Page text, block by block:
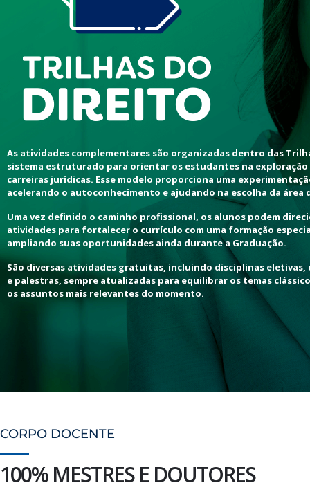
As atividades complementares são organizadas dentro das
sistema estruturado para orientar os estudantes na exploração
carreiras jurídicas. Esse modelo proporciona uma
acelerando o autoconhecimento e ajudando na escolha da área
Uma vez definido o caminho profissional, os alunos podem
atividades para fortalecer o currículo com uma formação
ampliando suas oportunidades ainda durante a Graduação.
São diversas atividades gratuitas, incluindo disciplinas eletivas,
e palestras, sempre atualizadas para equilibrar os temas
os assuntos mais relevantes do momento.
100% MESTRES E DOUTORES
CORPO DOCENTE